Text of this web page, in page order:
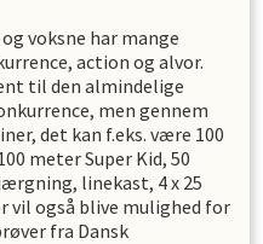
voksne har mange
action og alvor.
til den almindelige
men gennem
det kan f.eks. være 100
meter Super Kid, 50
linekast, 4 x 25
vil også blive mulighed for
fra Dansk